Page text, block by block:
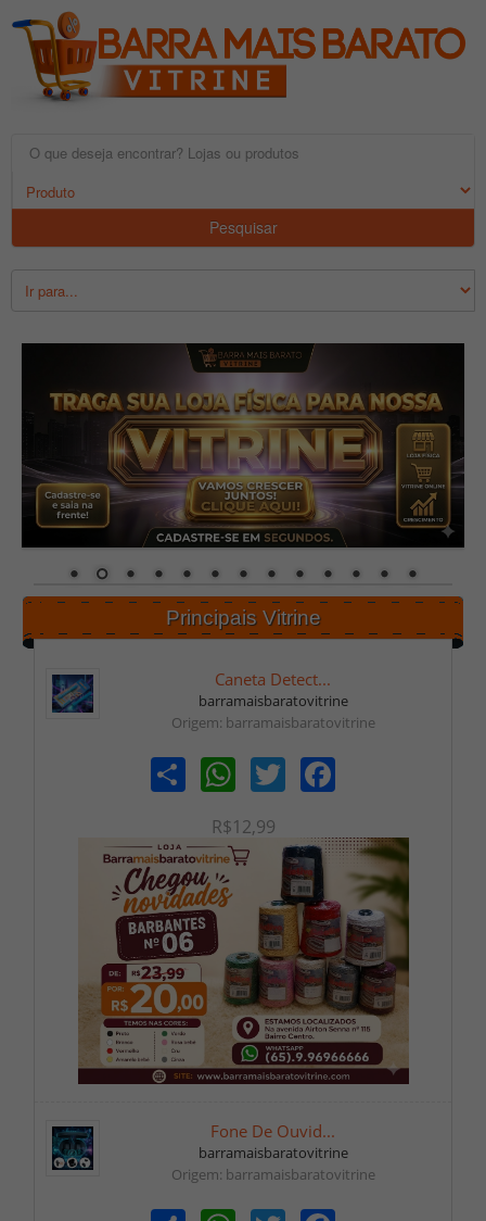
Pesquisar
Principais Vitrine
Caneta Detect...
barramaisbaratovitrine
Origem: barramaisbaratovitrine
Share WhatsAppTwitter Facebook
R$12,99
Fone De Ouvid...
barramaisbaratovitrine
Origem: barramaisbaratovitrine